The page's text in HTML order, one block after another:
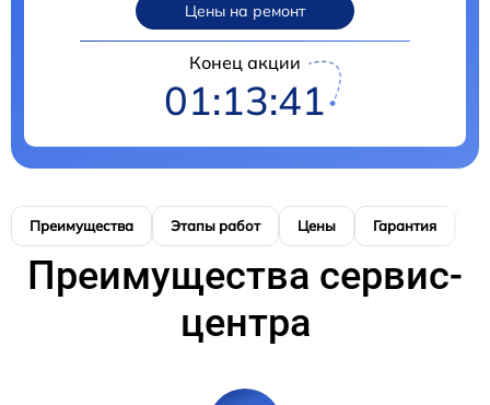
Цены на ремонт
Конец акции
01:13:40
Преимущества Этапы работ Цены Гарантия
Преимущества сервис-
центра